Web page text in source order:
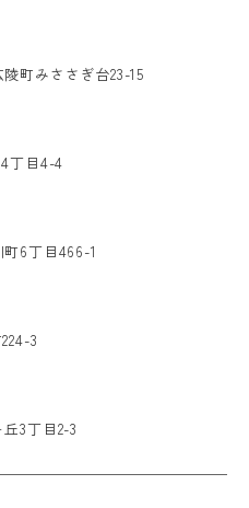
町みささぎ台23-15
3
丁目4-4
3丁目2-3
6丁目466-1